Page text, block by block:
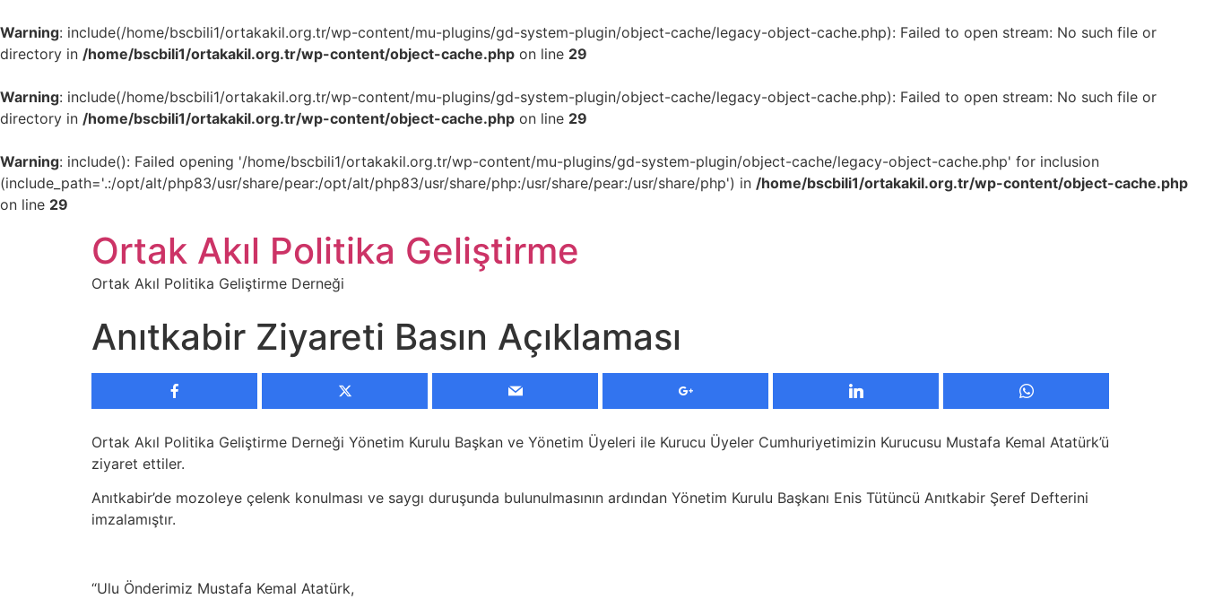
Warning: include(/home/bscbili1/ortakakil.org.tr/wp-content/mu-plugins/gd-system-plugin/object-cache/legacy-object-cache.php): Failed to open stream: No such file or
directory in /home/bscbili1/ortakakil.org.tr/wp-content/object-cache.php on line 29
Warning: include(/home/bscbili1/ortakakil.org.tr/wp-content/mu-plugins/gd-system-plugin/object-cache/legacy-object-cache.php): Failed to open stream: No such file or
directory in /home/bscbili1/ortakakil.org.tr/wp-content/object-cache.php on line 29
Warning: include(): Failed opening '/home/bscbili1/ortakakil.org.tr/wp-content/mu-plugins/gd-system-plugin/object-cache/legacy-object-cache.php' for inclusion
(include_path='.:/opt/alt/php83/usr/share/pear:/opt/alt/php83/usr/share/php:/usr/share/pear:/usr/share/php') in /home/bscbili1/ortakakil.org.tr/wp-content/object-cache.php
on line 29
Ortak Akıl Politika Geliştirme
Ortak Akıl Politika Geliştirme Derneği
Anıtkabir Ziyareti Basın Açıklaması
Ortak Akıl Politika Geliştirme Derneği Yönetim Kurulu Başkan ve Yönetim Üyeleri ile Kurucu Üyeler Cumhuriyetimizin Kurucusu Mustafa Kemal Atatürk’ü
ziyaret ettiler.
Anıtkabir’de mozoleye çelenk konulması ve saygı duruşunda bulunulmasının ardından Yönetim Kurulu Başkanı Enis Tütüncü Anıtkabir Şeref Defterini
imzalamıştır.
“Ulu Önderimiz Mustafa Kemal Atatürk,